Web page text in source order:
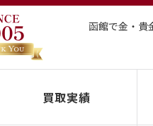
函館で金・貴
買取実績